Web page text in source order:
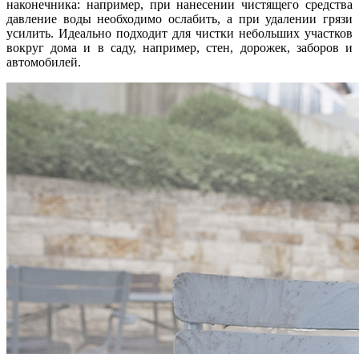
наконечника: например, при нанесении чистящего средства
давление воды необходимо ослабить, а при удалении грязи
усилить. Идеально подходит для чистки небольших участков
вокруг дома и в саду, например, стен, дорожек, заборов и
автомобилей.